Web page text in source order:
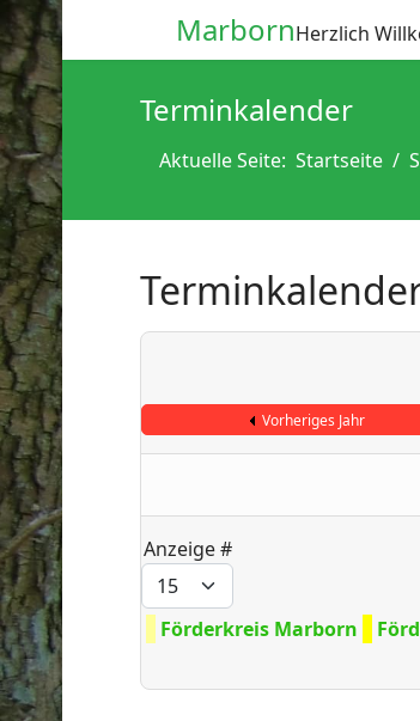
MarbornHerzlich
Terminkalender
Aktuelle Seite: Startseite
Vorheriges Jahr
Anzeige #
Förderkreis Marborn
anzeigen